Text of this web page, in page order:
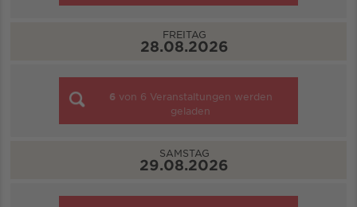
FREITAG
28.08.2026
6 von 6 Veranstaltungen werden
geladen
SAMSTAG
29.08.2026